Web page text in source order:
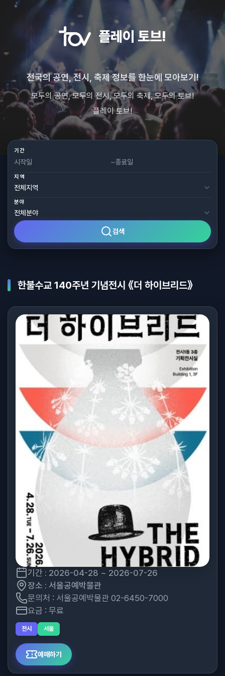
플레이 토브!
전국의 공연, 전시, 축제 정보를 한눈에 모아보기!
모두의 공연, 모두의 전시, 모두의 축제, 모두의 토브!
플레이 토브!
기간
~
지역
분야
검색
한불수교 140주년 기념전시 《더 하이브리드》
기간 : 2026-04-28 ~ 2026-07-26
장소 : 서울공예박물관
문의처 : 서울공예박물관 02-6450-7000
요금 : 무료
전시 서울
예매하기